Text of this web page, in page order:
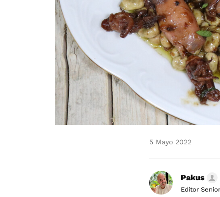
5 Mayo 2022
Pakus
Editor Senior